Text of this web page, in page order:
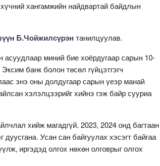
хангамжийн найдвартай байдлын
Б.Чойжилсүрэн танилцуулав.
миний бие хоёрдугаар сарын 10-
банк болон төсөл гүйцэтгэгч
энэ оны долдугаар сарын үеэр манай
хэлэлцээрийг хийнэ гэж байр сууриа
хийж магадгүй. 2023, 2024 онд багтаан
Усан сан байгуулах хэсэгт байгаа
иргэдэд олгох нөхөн олговрыг олгох